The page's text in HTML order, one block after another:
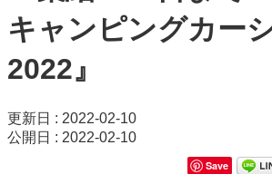
キャンピングカー
2022』
更新日 : 2022-02-10
公開日 : 2022-02-10
Save